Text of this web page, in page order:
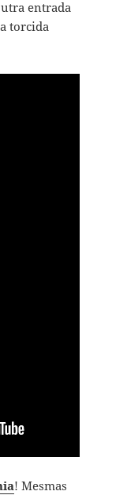
entrada
torcida
! Mesmas